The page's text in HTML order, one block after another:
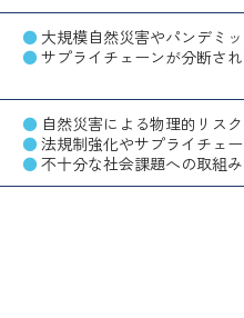
大規模自然災害やパンデミ
サプライチェーンが分断さ
自然災害による物理的リスク
法規制強化やサプライチェ
不十分な社会課題への取組